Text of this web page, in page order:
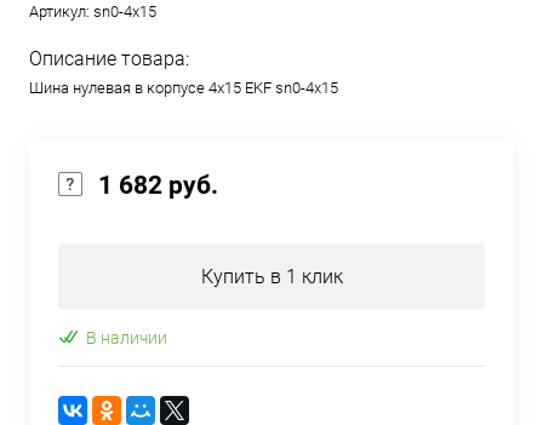
Артикул: sn0-4x15
Описание товара:
Шина нулевая в корпусе 4х15 EKF sn0-4x15
1 682 руб.
Купить в 1 клик
В наличии